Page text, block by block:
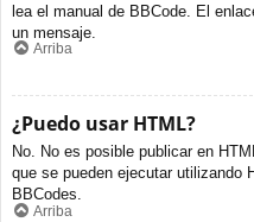
lea el manual de BBCode. El
un mensaje.
Arriba
¿Puedo usar HTML?
No. No es posible publicar en
que se pueden ejecutar utilizando
BBCodes.
Arriba